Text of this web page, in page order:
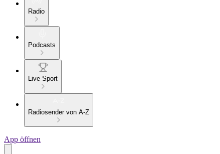
Radio
Podcasts
Live Sport
Radiosender von A-Z
App öffnen